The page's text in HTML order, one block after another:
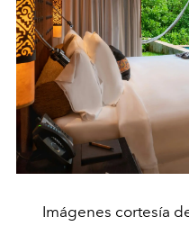
Imágenes cortesía